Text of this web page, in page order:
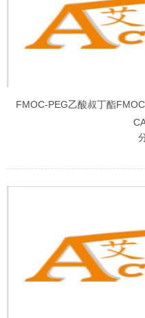
FMOC-PEG乙酸叔丁酯
PEG-